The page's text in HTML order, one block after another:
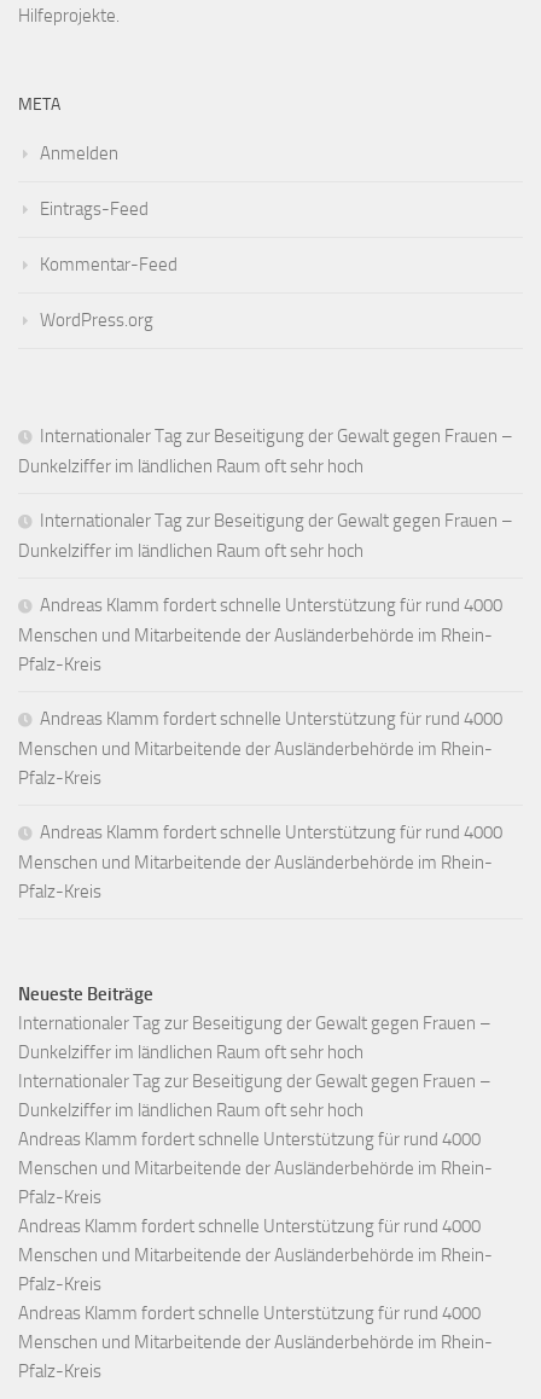
Hilfeprojekte.
META
Anmelden
Eintrags-Feed
Kommentar-Feed
WordPress.org
Internationaler Tag zur Beseitigung der Gewalt gegen Frauen –
Dunkelziffer im ländlichen Raum oft sehr hoch
Internationaler Tag zur Beseitigung der Gewalt gegen Frauen –
Dunkelziffer im ländlichen Raum oft sehr hoch
Andreas Klamm fordert schnelle Unterstützung für rund 4000
Menschen und Mitarbeitende der Ausländerbehörde im Rhein-
Pfalz-Kreis
Andreas Klamm fordert schnelle Unterstützung für rund 4000
Menschen und Mitarbeitende der Ausländerbehörde im Rhein-
Pfalz-Kreis
Andreas Klamm fordert schnelle Unterstützung für rund 4000
Menschen und Mitarbeitende der Ausländerbehörde im Rhein-
Pfalz-Kreis
Neueste Beiträge
Internationaler Tag zur Beseitigung der Gewalt gegen Frauen –
Dunkelziffer im ländlichen Raum oft sehr hoch
Internationaler Tag zur Beseitigung der Gewalt gegen Frauen –
Dunkelziffer im ländlichen Raum oft sehr hoch
Andreas Klamm fordert schnelle Unterstützung für rund 4000
Menschen und Mitarbeitende der Ausländerbehörde im Rhein-
Pfalz-Kreis
Andreas Klamm fordert schnelle Unterstützung für rund 4000
Menschen und Mitarbeitende der Ausländerbehörde im Rhein-
Pfalz-Kreis
Andreas Klamm fordert schnelle Unterstützung für rund 4000
Menschen und Mitarbeitende der Ausländerbehörde im Rhein-
Pfalz-Kreis